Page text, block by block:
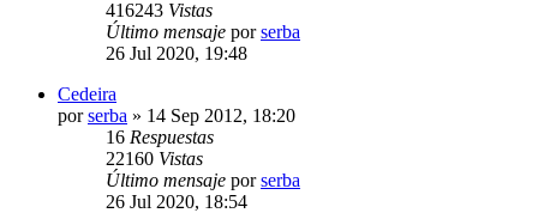
416243 Vistas
Último mensaje porserba
26 Jul 2020, 19:48
Cedeira
porserba » 14 Sep 2012, 18:20
16 Respuestas
22160 Vistas
Último mensaje porserba
26 Jul 2020, 18:54